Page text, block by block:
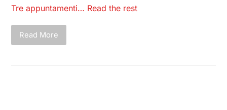
Tre appuntamenti… Read the rest
Read More